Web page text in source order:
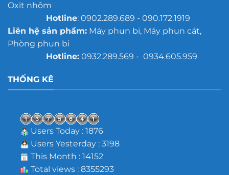
Oxit nhôm
Hotline: 0902.289.689 - 090.172.1919
Liên hệ sản phẩm:Máy phun bi, Máy phun cát,
Phòng phun bi
Hotline:0932.289.569 - 0934.605.959
THỐNG KÊ
Users Today : 1876
Users Yesterday : 3198
This Month : 14152
Total views : 8355293